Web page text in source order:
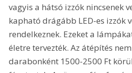
vagyis a hátsó izzók nincsenek
kapható drágább LED-es izzók
rendelkeznek. Ezeket a
életre tervezték. Az átépítés
darabonként 1500-2500 Ft